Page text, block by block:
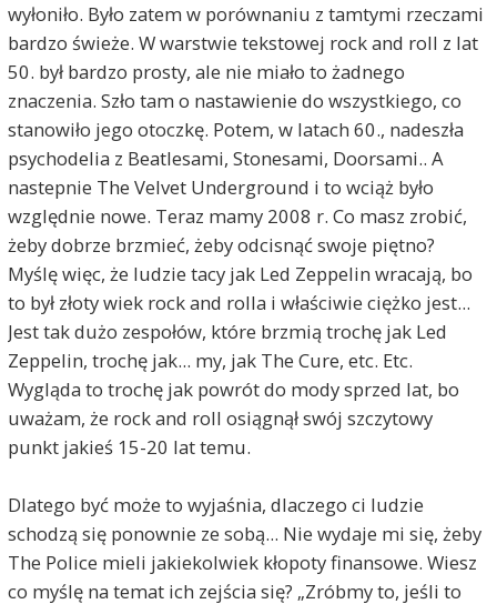
wyłoniło. Było zatem w porównaniu z tamtymi rzeczami
bardzo świeże. W warstwie tekstowej rock and roll z lat
50. był bardzo prosty, ale nie miało to żadnego
znaczenia. Szło tam o nastawienie do wszystkiego, co
stanowiło jego otoczkę. Potem, w latach 60., nadeszła
psychodelia z Beatlesami, Stonesami, Doorsami.. A
nastepnie The Velvet Underground i to wciąż było
względnie nowe. Teraz mamy 2008 r. Co masz zrobić,
żeby dobrze brzmieć, żeby odcisnąć swoje piętno?
Myślę więc, że ludzie tacy jak Led Zeppelin wracają, bo
to był złoty wiek rock and rolla i właściwie ciężko jest...
Jest tak dużo zespołów, które brzmią trochę jak Led
Zeppelin, trochę jak... my, jak The Cure, etc. Etc.
Wygląda to trochę jak powrót do mody sprzed lat, bo
uważam, że rock and roll osiągnął swój szczytowy
punkt jakieś 15-20 lat temu.
Dlatego być może to wyjaśnia, dlaczego ci ludzie
schodzą się ponownie ze sobą... Nie wydaje mi się, żeby
The Police mieli jakiekolwiek kłopoty finansowe. Wiesz
co myślę na temat ich zejścia się? „Zróbmy to, jeśli to